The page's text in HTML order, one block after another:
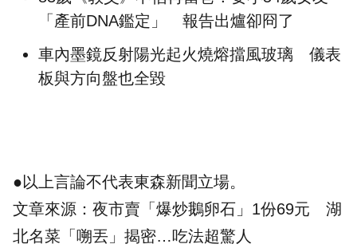
「產前DNA鑑定」 報告出爐卻冏了
車內墨鏡反射陽光起火燒熔擋風玻璃 儀表
板與方向盤也全毀
●以上言論不代表東森新聞立場。
文章來源： 夜市賣「爆炒鵝卵石」1份69元 湖
北名菜「嗍丟」揭密…吃法超驚人